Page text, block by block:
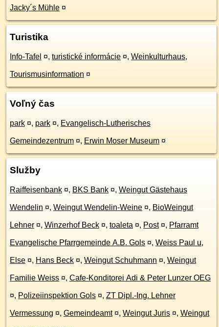
Jacky´s Mühle ¤
Turistika
Info-Tafel ¤, turistické informácie ¤, Weinkulturhaus,
Tourismusinformation ¤
Voľný čas
park ¤, park ¤, Evangelisch-Lutherisches
Gemeindezentrum ¤, Erwin Moser Museum ¤
Služby
Raiffeisenbank ¤, BKS Bank ¤, Weingut Gästehaus
Wendelin ¤, Weingut Wendelin-Weine ¤, BioWeingut
Lehner ¤, Winzerhof Beck ¤, toaleta ¤, Post ¤, Pfarramt
Evangelische Pfarrgemeinde A.B. Gols ¤, Weiss Paul u,
Else ¤, Hans Beck ¤, Weingut Schuhmann ¤, Weingut
Familie Weiss ¤, Cafe-Konditorei Adi & Peter Lunzer OEG
¤, Polizeiinspektion Gols ¤, ZT Dipl.-Ing. Lehner
Vermessung ¤, Gemeindeamt ¤, Weingut Juris ¤, Weingut